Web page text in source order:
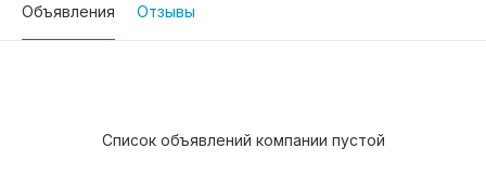
Объявления Отзывы
Список объявлений компании пустой